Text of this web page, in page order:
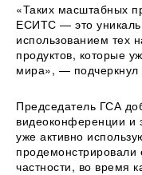
«Таких масштабных
ЕСИТС — это
использованием тех
продуктов, которые
мира», — подчеркнул
Председатель ГСА
видеоконференции и
уже активно
продемонстрировали
частности, во время